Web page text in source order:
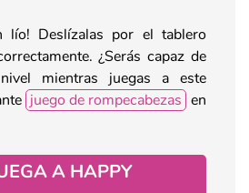
lío! Deslízalas por el tablero
¿Serás capaz de
mientras juegas a este
juego de rompecabezas en
A HAPPY